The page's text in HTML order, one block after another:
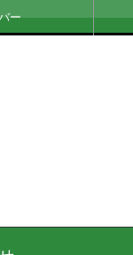
ー